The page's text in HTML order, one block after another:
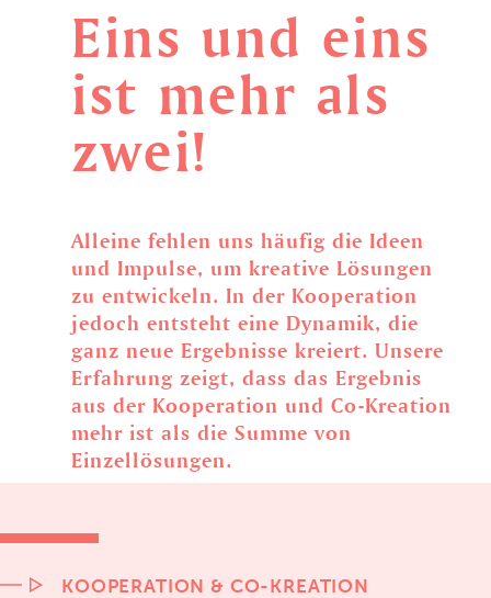
Eins und eins
ist mehr als
zwei!
Alleine fehlen uns häufig die Ideen
und Impulse, um kreative Lösungen
zu entwickeln. In der Kooperation
jedoch entsteht eine Dynamik, die
ganz neue Ergebnisse kreiert. Unsere
Erfahrung zeigt, dass das Ergebnis
aus der Kooperation und Co-Kreation
mehr ist als die Summe von
Einzellösungen.
KOOPERATION & CO-KREATION